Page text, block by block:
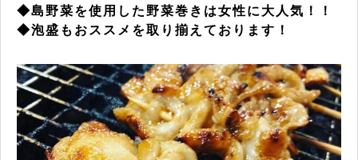
◆島野菜を使用した野菜巻きは女性に大人気！！
◆泡盛もおススメを取り揃えております！